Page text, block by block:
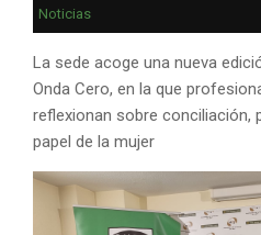
Noticias
La sede acoge una nueva
Onda Cero, en la que
reflexionan sobre conciliación,
papel de la mujer